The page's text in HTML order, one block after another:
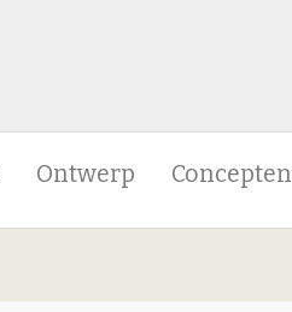
Ontwerp Concepten